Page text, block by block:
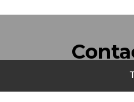
Commune